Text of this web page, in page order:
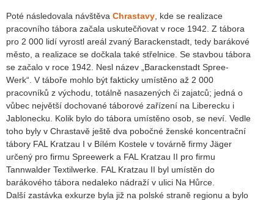
Poté následovala návštěva Chrastavy , kde se realizace
pracovního tábora začala uskutečňovat v roce 1942. Z tábora
pro 2 000 lidí vyrostl areál zvaný Barackenstadt, tedy barákové
město, a realizace se dočkala také střelnice. Se stavbou tábora
se začalo v roce 1942. Nesl název „Barackenstadt Spree-
Werk“. V táboře mohlo být fakticky umístěno až 2 000
pracovníků z východu, totálně nasazených či zajatců; jedná o
vůbec největší dochované táborové zařízení na Liberecku i
Jablonecku. Kolik bylo do tábora umístěno osob, se neví. Vedle
toho byly v Chrastavě ještě dva pobočné ženské koncentrační
tábory FAL Kratzau I v Bílém Kostele v továrně firmy Jäger
určený pro firmu Spreewerk a FAL Kratzau II pro firmu
Tannwalder Textilwerke. FAL Kratzau II byl umístěn do
barákového tábora nedaleko nádraží v ulici Na Hůrce.
Další zastávka exkurze byla již na polské straně regionu a bylo